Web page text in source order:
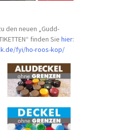
den neuen „Gudd-
finden Siehier:
fyi/ho-roos-kop/